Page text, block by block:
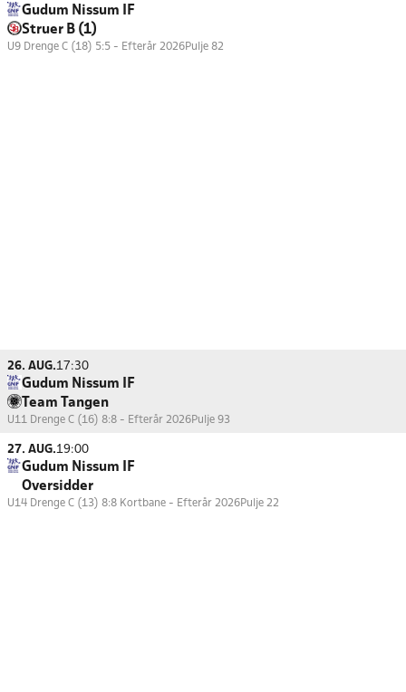
Gudum Nissum IF
Struer B (1)
U9 Drenge C (18) 5:5 - Efterår 2026Pulje 82
26. AUG.17:30
Gudum Nissum IF
Team Tangen
U11 Drenge C (16) 8:8 - Efterår 2026Pulje 93
27. AUG.19:00
Gudum Nissum IF
Oversidder
U14 Drenge C (13) 8:8 Kortbane - Efterår 2026Pulje 22